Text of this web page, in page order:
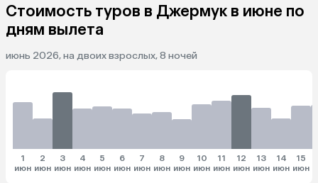
Стоимость туров в Джермук в июне по
дням вылета
июнь 2026, на двоих взрослых, 8 ночей
1
июн
2
июн
3
июн
4
июн
5
июн
6
июн
7
июн
8
июн
9
июн
10
июн
11
июн
12
июн
13
июн
14
июн
15
июн